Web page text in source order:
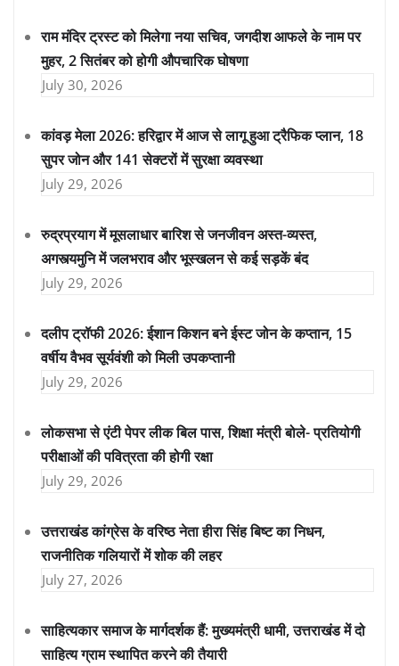
राम मंदिर ट्रस्ट को मिलेगा नया सचिव, जगदीश आफले के नाम पर
मुहर, 2 सितंबर को होगी औपचारिक घोषणा
July 30, 2026
कांवड़ मेला 2026: हरिद्वार में आज से लागू हुआ ट्रैफिक प्लान, 18
सुपर जोन और 141 सेक्टरों में सुरक्षा व्यवस्था
July 29, 2026
रुद्रप्रयाग में मूसलाधार बारिश से जनजीवन अस्त-व्यस्त,
अगस्त्यमुनि में जलभराव और भूस्खलन से कई सड़कें बंद
July 29, 2026
दलीप ट्रॉफी 2026: ईशान किशन बने ईस्ट जोन के कप्तान, 15
वर्षीय वैभव सूर्यवंशी को मिली उपकप्तानी
July 29, 2026
लोकसभा से एंटी पेपर लीक बिल पास, शिक्षा मंत्री बोले- प्रतियोगी
परीक्षाओं की पवित्रता की होगी रक्षा
July 29, 2026
उत्तराखंड कांग्रेस के वरिष्ठ नेता हीरा सिंह बिष्ट का निधन,
राजनीतिक गलियारों में शोक की लहर
July 27, 2026
साहित्यकार समाज के मार्गदर्शक हैं: मुख्यमंत्री धामी, उत्तराखंड में दो
साहित्य ग्राम स्थापित करने की तैयारी